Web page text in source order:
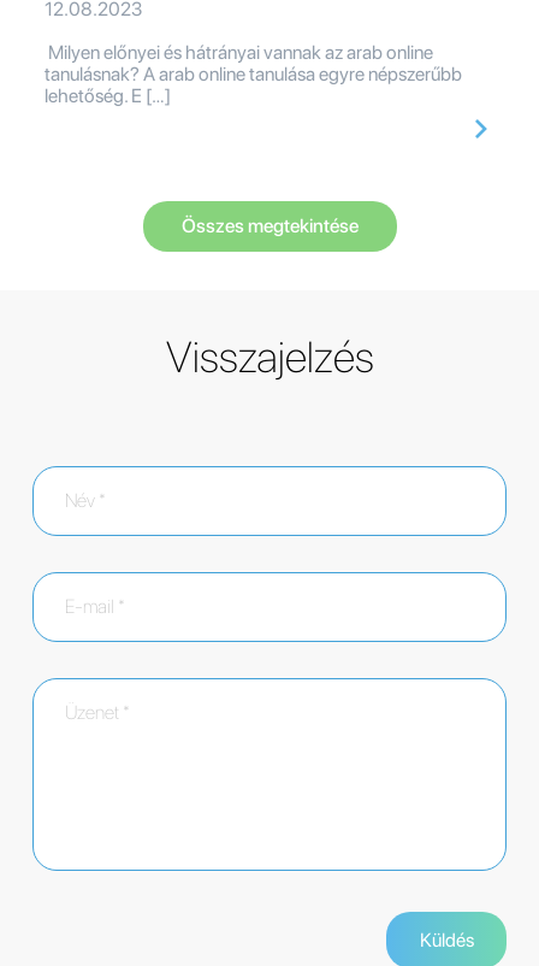
12.08.2023
Milyen előnyei és hátrányai vannak az arab online
tanulásnak? A arab online tanulása egyre népszerűbb
lehetőség. E […]
Összes megtekintése
Visszajelzés